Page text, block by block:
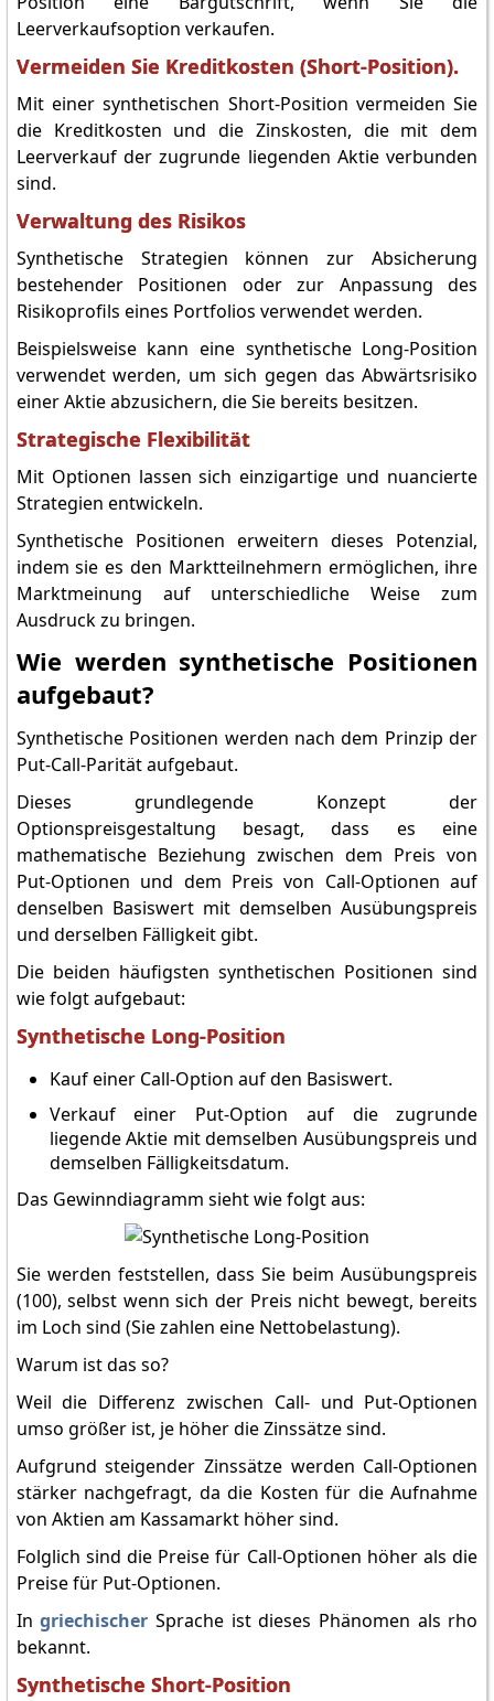
Leerverkaufsoption verkaufen.
Vermeiden Sie Kreditkosten (Short-Position).
Mit einer synthetischen Short-Position vermeiden Sie
die Kreditkosten und die Zinskosten, die mit dem
Leerverkauf der zugrunde liegenden Aktie verbunden
sind.
Verwaltung des Risikos
Synthetische Strategien können zur Absicherung
bestehender Positionen oder zur Anpassung des
Risikoprofils eines Portfolios verwendet werden.
Beispielsweise kann eine synthetische Long-Position
verwendet werden, um sich gegen das Abwärtsrisiko
einer Aktie abzusichern, die Sie bereits besitzen.
Strategische Flexibilität
Mit Optionen lassen sich einzigartige und nuancierte
Strategien entwickeln.
Synthetische Positionen erweitern dieses Potenzial,
indem sie es den Marktteilnehmern ermöglichen, ihre
Marktmeinung auf unterschiedliche Weise zum
Ausdruck zu bringen.
Wie werden synthetische Positionen
aufgebaut?
Synthetische Positionen werden nach dem Prinzip der
Put-Call-Parität aufgebaut.
Dieses grundlegende Konzept der
Optionspreisgestaltung besagt, dass es eine
mathematische Beziehung zwischen dem Preis von
Put-Optionen und dem Preis von Call-Optionen auf
denselben Basiswert mit demselben Ausübungspreis
und derselben Fälligkeit gibt.
Die beiden häufigsten synthetischen Positionen sind
wie folgt aufgebaut:
Synthetische Long-Position
Kauf einer Call-Option auf den Basiswert.
Verkauf einer Put-Option auf die zugrunde
liegende Aktie mit demselben Ausübungspreis und
demselben Fälligkeitsdatum.
Das Gewinndiagramm sieht wie folgt aus:
Sie werden feststellen, dass Sie beim Ausübungspreis
(100), selbst wenn sich der Preis nicht bewegt, bereits
im Loch sind (Sie zahlen eine Nettobelastung).
Warum ist das so?
Weil die Differenz zwischen Call- und Put-Optionen
umso größer ist, je höher die Zinssätze sind.
Aufgrund steigender Zinssätze werden Call-Optionen
stärker nachgefragt, da die Kosten für die Aufnahme
von Aktien am Kassamarkt höher sind.
Folglich sind die Preise für Call-Optionen höher als die
Preise für Put-Optionen.
Ingriechischer Sprache ist dieses Phänomen als rho
bekannt.
Synthetische Short-Position